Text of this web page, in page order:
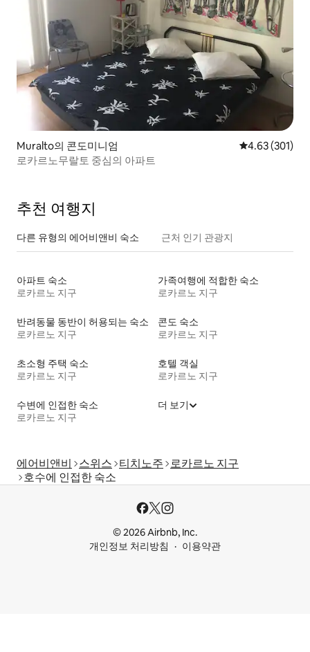
Muralto의 콘도미니엄 평점 4.63점(5
4.63 (301)
로카르노무랄토 중심의 아파트
추천 여행지
다른 유형의 에어비앤비 숙소 근처 인기 관광지
아파트 숙소
로카르노 지구
가족여행에 적합한 숙소
로카르노 지구
반려동물 동반이 허용되는 숙소
로카르노 지구
콘도 숙소
로카르노 지구
초소형 주택 숙소
로카르노 지구
호텔 객실
로카르노 지구
수변에 인접한 숙소
로카르노 지구
더 보기
에어비앤비 스위스 티치노주 로카르노 지구
호수에 인접한 숙소
© 2026 Airbnb, Inc.
개인정보 처리방침
이용약관